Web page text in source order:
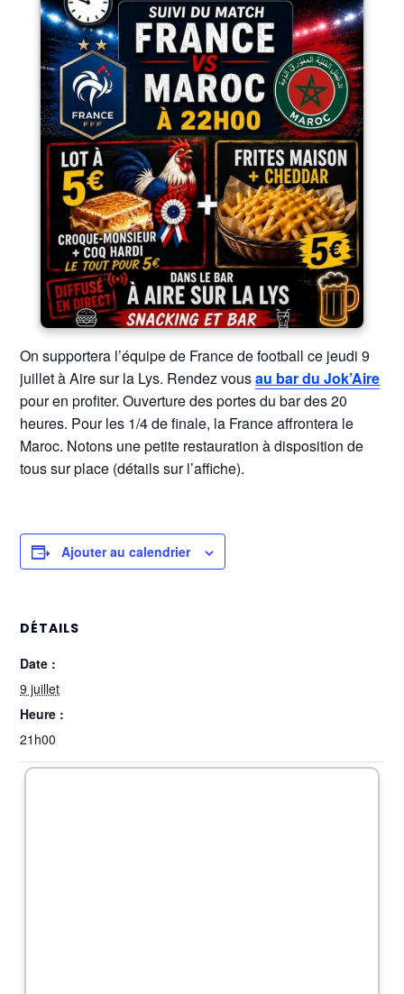
On supportera l’équipe de France de football ce jeudi 9
juillet à Aire sur la Lys. Rendez vousau bar du Jok’Aire
pour en profiter. Ouverture des portes du bar des 20
heures. Pour les 1/4 de finale, la France affrontera le
Maroc. Notons une petite restauration à disposition de
tous sur place (détails sur l’affiche).
Ajouter au calendrier
DÉTAILS
Date :
9 juillet
Heure :
21h00